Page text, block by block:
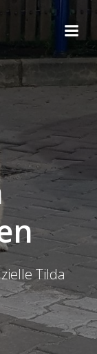
Tilda